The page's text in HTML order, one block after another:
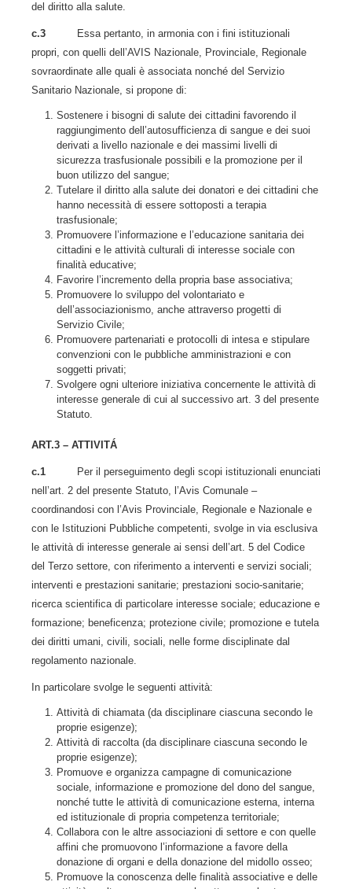
del diritto alla salute.
c.3
Essa pertanto, in armonia con i fini istituzionali
propri, con quelli dell’AVIS Nazionale, Provinciale, Regionale
sovraordinate alle quali è associata nonché del Servizio
Sanitario Nazionale, si propone di:
Sostenere i bisogni di salute dei cittadini favorendo il
raggiungimento dell’autosufficienza di sangue e dei suoi
derivati a livello nazionale e dei massimi livelli di
sicurezza trasfusionale possibili e la promozione per il
buon utilizzo del sangue;
Tutelare il diritto alla salute dei donatori e dei cittadini che
hanno necessità di essere sottoposti a terapia
trasfusionale;
Promuovere l’informazione e l’educazione sanitaria dei
cittadini e le attività culturali di interesse sociale con
finalità educative;
Favorire l’incremento della propria base associativa;
Promuovere lo sviluppo del volontariato e
dell’associazionismo, anche attraverso progetti di
Servizio Civile;
Promuovere partenariati e protocolli di intesa e stipulare
convenzioni con le pubbliche amministrazioni e con
soggetti privati;
Svolgere ogni ulteriore iniziativa concernente le attività di
interesse generale di cui al successivo art. 3 del presente
Statuto.
ART.3 – ATTIVITÁ
c.1 Per il perseguimento degli scopi istituzionali enunciati
nell’art. 2 del presente Statuto, l’Avis Comunale –
coordinandosi con l’Avis Provinciale, Regionale e Nazionale e
con le Istituzioni Pubbliche competenti, svolge in via esclusiva
le attività di interesse generale ai sensi dell’art. 5 del Codice
del Terzo settore, con riferimento a interventi e servizi sociali;
interventi e prestazioni sanitarie; prestazioni socio-sanitarie;
ricerca scientifica di particolare interesse sociale; educazione e
formazione; beneficenza; protezione civile; promozione e tutela
dei diritti umani, civili, sociali, nelle forme disciplinate dal
regolamento nazionale.
In particolare svolge le seguenti attività:
Attività di chiamata (da disciplinare ciascuna secondo le
proprie esigenze);
Attività di raccolta (da disciplinare ciascuna secondo le
proprie esigenze);
Promuove e organizza campagne di comunicazione
sociale, informazione e promozione del dono del sangue,
nonché tutte le attività di comunicazione esterna, interna
ed istituzionale di propria competenza territoriale;
Collabora con le altre associazioni di settore e con quelle
affini che promuovono l’informazione a favore della
donazione di organi e della donazione del midollo osseo;
Promuove la conoscenza delle finalità associative e delle